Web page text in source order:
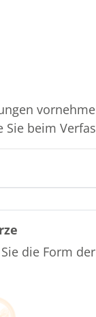
beim
die Form